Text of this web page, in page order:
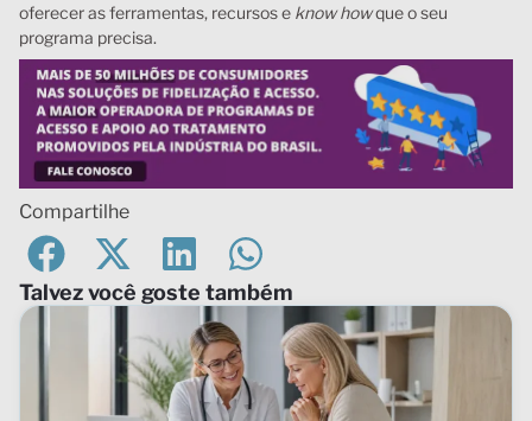
oferecer as ferramentas, recursos e know howque o seu
programa precisa.
Compartilhe
Talvez você goste também